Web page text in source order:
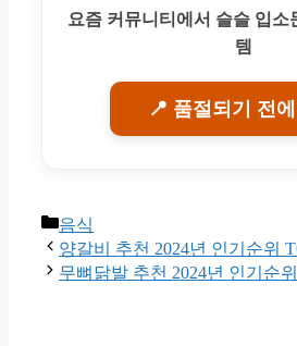
요즘 커뮤니티에서 슬슬 입소
템
📍 품절되기 전
Categories
음식
양갈비 추천 2024년 인기순위
무뼈닭발 추천 2024년 인기순